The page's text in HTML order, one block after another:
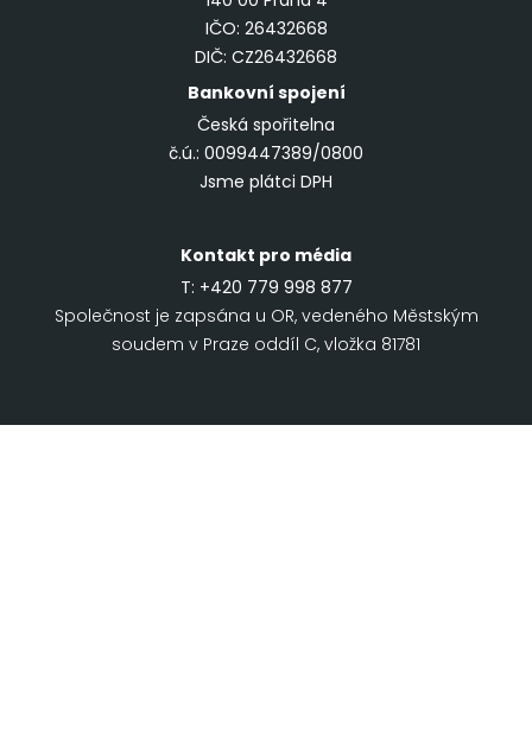
IČO: 26432668
DIČ: CZ26432668
Bankovní spojení
Česká spořitelna
č.ú.: 0099447389/0800
Jsme plátci DPH
Kontakt pro média
T: +420 779 998 877
Společnost je zapsána u OR, vedeného Městským
soudem v Praze oddíl C, vložka 81781